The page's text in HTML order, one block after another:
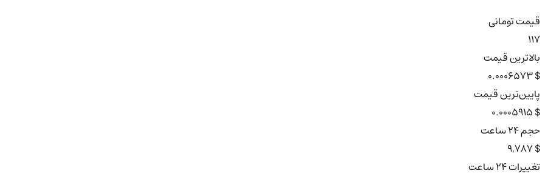
قیمت تومانی
117
بالاترین قیمت
$ 0.0006573
پایین‌ترین قیمت
$ 0.0005915
حجم ۲۴ ساعت
$ 9,787
تغییرات ۲۴ ساعت